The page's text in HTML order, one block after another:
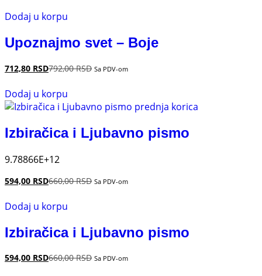
Dodaj u korpu
Upoznajmo svet – Boje
712,80 RSD792,00RSD Sa PDV-om
Dodaj u korpu
Izbiračica i Ljubavno pismo
9.78866E+12
594,00 RSD660,00RSD Sa PDV-om
Dodaj u korpu
Izbiračica i Ljubavno pismo
594,00 RSD660,00RSD Sa PDV-om